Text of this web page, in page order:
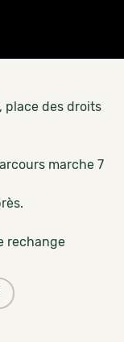
place des droits
marche 7
rechange